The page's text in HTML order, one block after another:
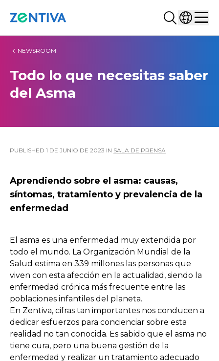
Buscar...
NEWSROOM
Todo lo que necesitas saber
del Asma
PUBLISHED 1 DE JUNIO DE 2023 IN SALA DE PRENSA
Aprendiendo sobre el asma: causas,
síntomas, tratamiento y prevalencia de la
enfermedad
El asma es una enfermedad muy extendida por
todo el mundo. La Organización Mundial de la
Salud estima en 339 millones las personas que
viven con esta afección en la actualidad, siendo la
enfermedad crónica más frecuente entre las
poblaciones infantiles del planeta.
En Zentiva, cifras tan importantes nos conducen a
dedicar esfuerzos para concienciar sobre esta
realidad no tan conocida. Es sabido que el asma no
tiene cura, pero una buena gestión de la
enfermedad y realizar un tratamiento adecuado